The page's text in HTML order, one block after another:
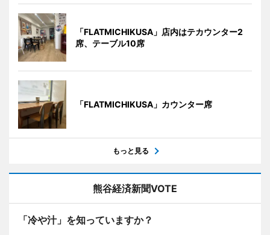
「FLATMICHIKUSA」店内はテカウンター2
席、テーブル10席
「FLATMICHIKUSA」カウンター席
もっと見る
熊谷経済新聞VOTE
「冷や汁」を知っていますか？